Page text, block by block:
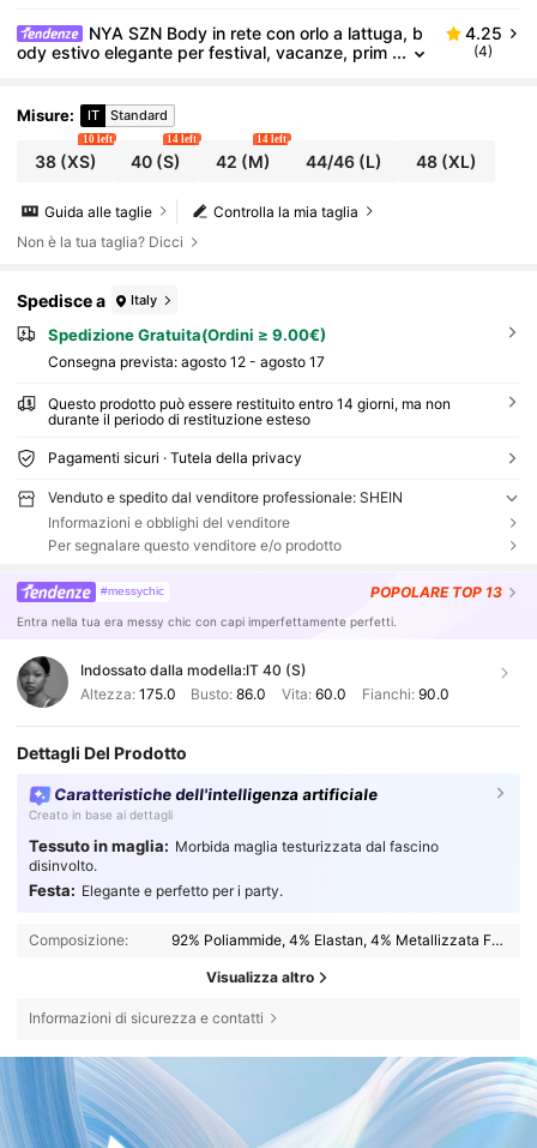
NYA SZN Body in rete con orlo a lattuga, b
ody estivo elegante per festival, vacanze, prim
4.25
(4)
Misure: IT Standard
38(XS)
10 left
40 (S)
14 left
42 (M)
14 left
44/46(L) 48 (XL)
Controlla la mia taglia
Guida alle taglie
Non è la tua taglia? Dicci
Spedisce a Italy
Spedizione Gratuita(Ordini ≥ 9.00€)
Consegna prevista: agosto 12 - agosto 17
Questo prodotto può essere restituito entro 14 giorni, ma non
durante il periodo di restituzione esteso
Pagamenti sicuri · Tutela della privacy
Venduto e spedito dal venditore professionale: SHEIN
Informazioni e obblighi del venditore
Per segnalare questo venditore e/o prodotto
#messychic POPOLARE TOP 13
Entra nella tua era messy chic con capi imperfettamente perfetti.
Indossato dalla modella:IT 40 (S)
Altezza: 175.0 Busto:86.0 Vita: 60.0 Fianchi: 90.0
Dettagli Del Prodotto
Caratteristiche dell'intelligenza artificiale
Creato in base ai dettagli
Tessuto in maglia: Morbida maglia testurizzata dal fascino
disinvolto.
Festa: Elegante e perfetto per i party.
Composizione: 92% Poliammide, 4% Elastan, 4% Metallizzata Fibra
Visualizza altro
Informazioni di sicurezza e contatti